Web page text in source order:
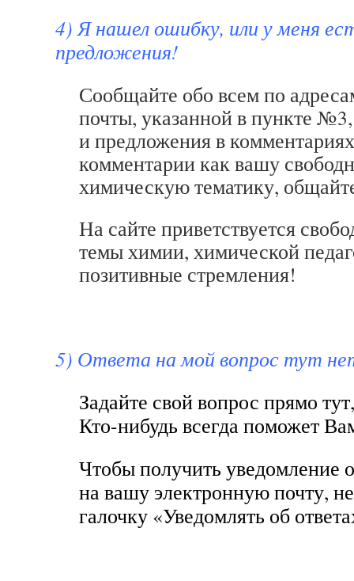
4) Я нашел ошибку, или у меня
предложения!
Сообщайте обо всем по
почты, указанной в пункте
и предложения в
комментарии как вашу
химическую тематику,
На сайте приветствуется
темы химии, химической
позитивные стремления!
5) Ответа на мой вопрос тут
Задайте свой вопрос прямо
Кто-нибудь всегда поможет
Чтобы получить уведомление
на вашу электронную почту,
галочку «Уведомлять об